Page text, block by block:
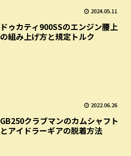
2024.05.11
ドゥカティ900SSのエンジン腰上
の組み上げ方と規定トルク
2022.06.26
GB250クラブマンのカムシャフト
とアイドラーギアの脱着方法